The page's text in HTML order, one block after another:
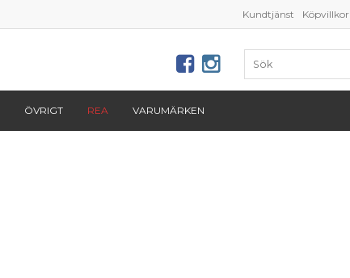
Kundtjänst Köpvillkor
ÖVRIGT REA VARUMÄRKEN